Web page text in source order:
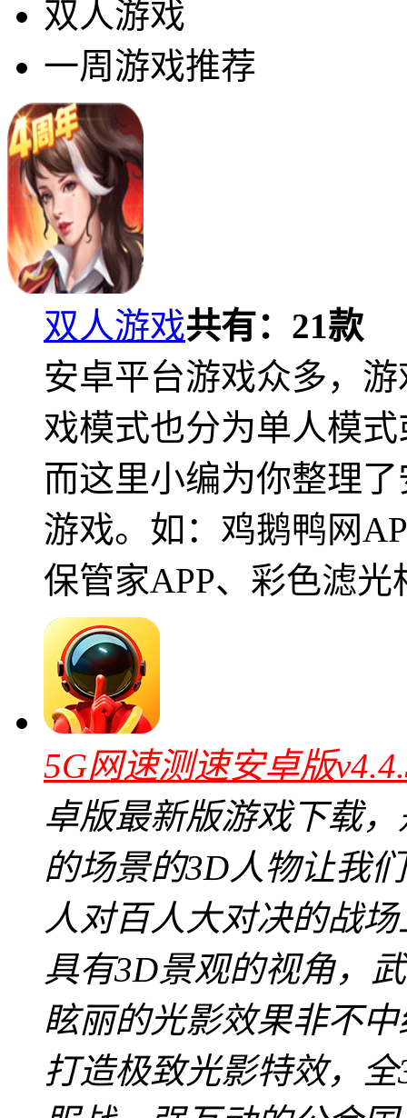
双人游戏
一周游戏推荐
双人游戏共有： 21款
安卓平台游戏众多，
戏模式也分为单人模
而这里小编为你整理
游戏。如：鸡鹅鸭网
保管家APP、彩色滤
5G网速测速安卓版
卓版最新版游戏下载
的场景的3D人物让我
人对百人大对决的战
具有3D景观的视角，
眩丽的光影效果非不
打造极致光影特效，